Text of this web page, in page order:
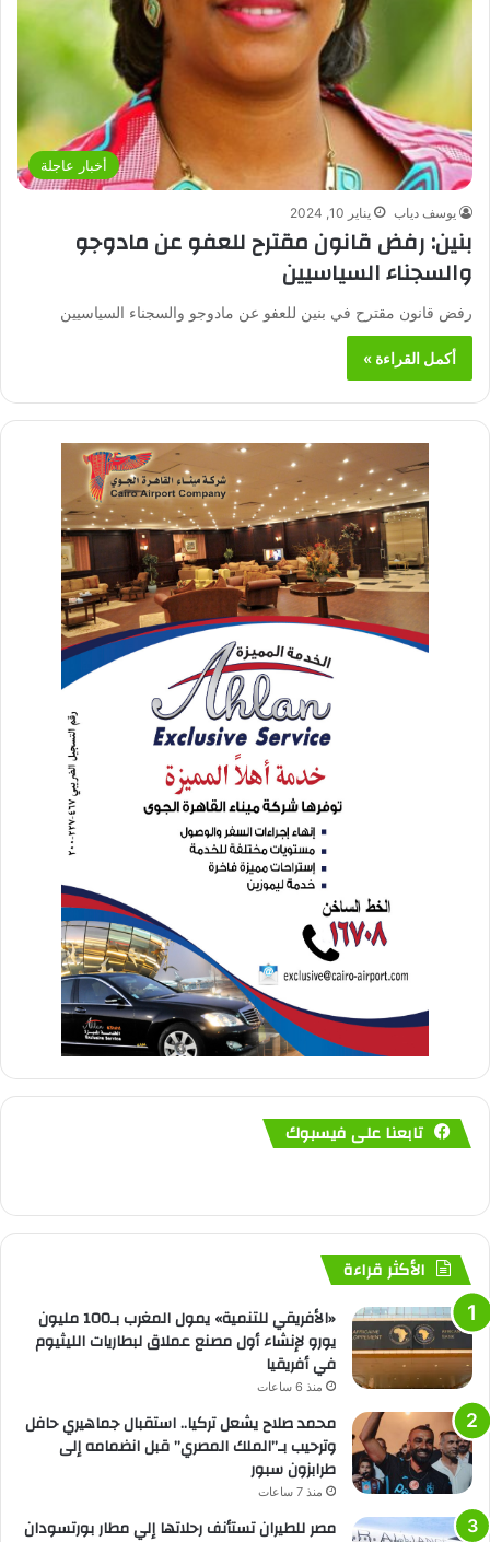
أخبار عاجلة
يوسف دياب يناير 10, 2024
بنين: رفض قانون مقترح للعفو عن مادوجو
والسجناء السياسيين
رفض قانون مقترح في بنين للعفو عن مادوجو والسجناء السياسيين
أكمل القراءة »
تابعنا على فيسبوك
الأكثر قراءة
«الأفريقي للتنمية» يمول المغرب بـ100 مليون
يورو لإنشاء أول مصنع عملاق لبطاريات الليثيوم
في أفريقيا
منذ 6 ساعات
محمد صلاح يشعل تركيا.. استقبال جماهيري حافل
وترحيب بـ”الملك المصري” قبل انضمامه إلى
طرابزون سبور
منذ 7 ساعات
مصر للطيران تستأنف رحلاتها إلي مطار بورتسودان